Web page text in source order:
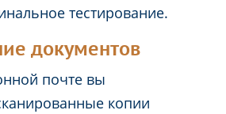
тестирование.
документов
почте вы
копии